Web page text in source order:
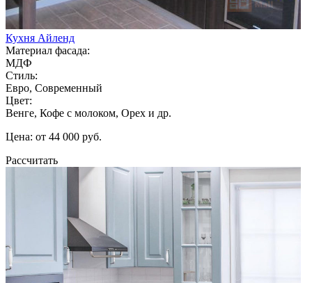
Кухня Айленд
Материал фасада:
МДФ
Стиль:
Евро, Современный
Цвет:
Венге, Кофе с молоком, Орех и др.
Цена: от 44 000 руб.
Рассчитать